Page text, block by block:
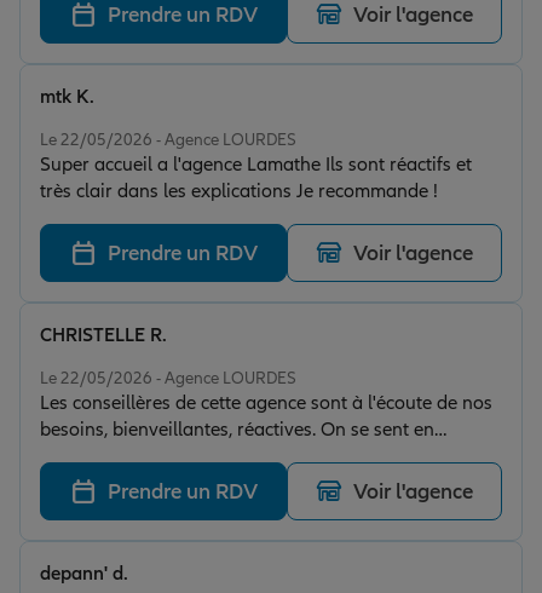
Prendre un RDV Voir l'agence
Le 22/05/2026 - Agence LOURDES
Super accueil a l'agence Lamathe Ils sont réactifs et
très clair dans les explications Je recommande !
mtk K.
Prendre un RDV Voir l'agence
Le 22/05/2026 - Agence LOURDES
Les conseillères de cette agence sont à l'écoute de nos
besoins, bienveillantes, réactives. On se sent en
confiance et bien conseillé. Merci pour votre
professionnalisme !
CHRISTELLE R.
Prendre un RDV Voir l'agence
depann' d.